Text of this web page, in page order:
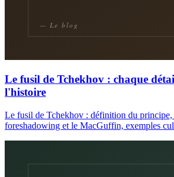
Le fusil de Tchekhov : chaque
l'histoire
Le fusil de Tchekhov : définition du principe,
foreshadowing et le MacGuffin, exemples